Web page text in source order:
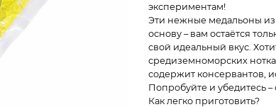
экспериментам!
Эти нежные медальоны из
основу – вам остаётся
свой идеальный вкус.
средиземноморских
содержит консервантов,
Попробуйте и убедитесь
Как легко приготовить?